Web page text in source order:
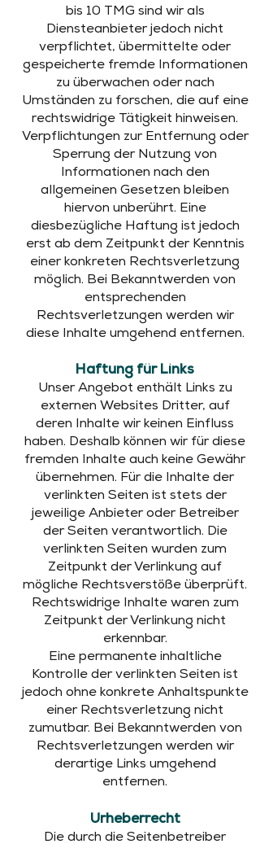
bis 10 TMG sind wir als
Diensteanbieter jedoch nicht
verpflichtet, übermittelte oder
gespeicherte fremde Informationen
zu überwachen oder nach
Umständen zu forschen, die auf eine
rechtswidrige Tätigkeit hinweisen.
Verpflichtungen zur Entfernung oder
Sperrung der Nutzung von
Informationen nach den
allgemeinen Gesetzen bleiben
hiervon unberührt. Eine
diesbezügliche Haftung ist jedoch
erst ab dem Zeitpunkt der Kenntnis
einer konkreten Rechtsverletzung
möglich. Bei Bekanntwerden von
entsprechenden
Rechtsverletzungen werden wir
diese Inhalte umgehend entfernen.
Haftung für Links
Unser Angebot enthält Links zu
externen Websites Dritter, auf
deren Inhalte wir keinen Einfluss
haben. Deshalb können wir für diese
fremden Inhalte auch keine Gewähr
übernehmen. Für die Inhalte der
verlinkten Seiten ist stets der
jeweilige Anbieter oder Betreiber
der Seiten verantwortlich. Die
verlinkten Seiten wurden zum
Zeitpunkt der Verlinkung auf
mögliche Rechtsverstöße überprüft.
Rechtswidrige Inhalte waren zum
Zeitpunkt der Verlinkung nicht
erkennbar.
Eine permanente inhaltliche
Kontrolle der verlinkten Seiten ist
jedoch ohne konkrete Anhaltspunkte
einer Rechtsverletzung nicht
zumutbar. Bei Bekanntwerden von
Rechtsverletzungen werden wir
derartige Links umgehend
entfernen.
Urheberrecht
Die durch die Seitenbetreiber